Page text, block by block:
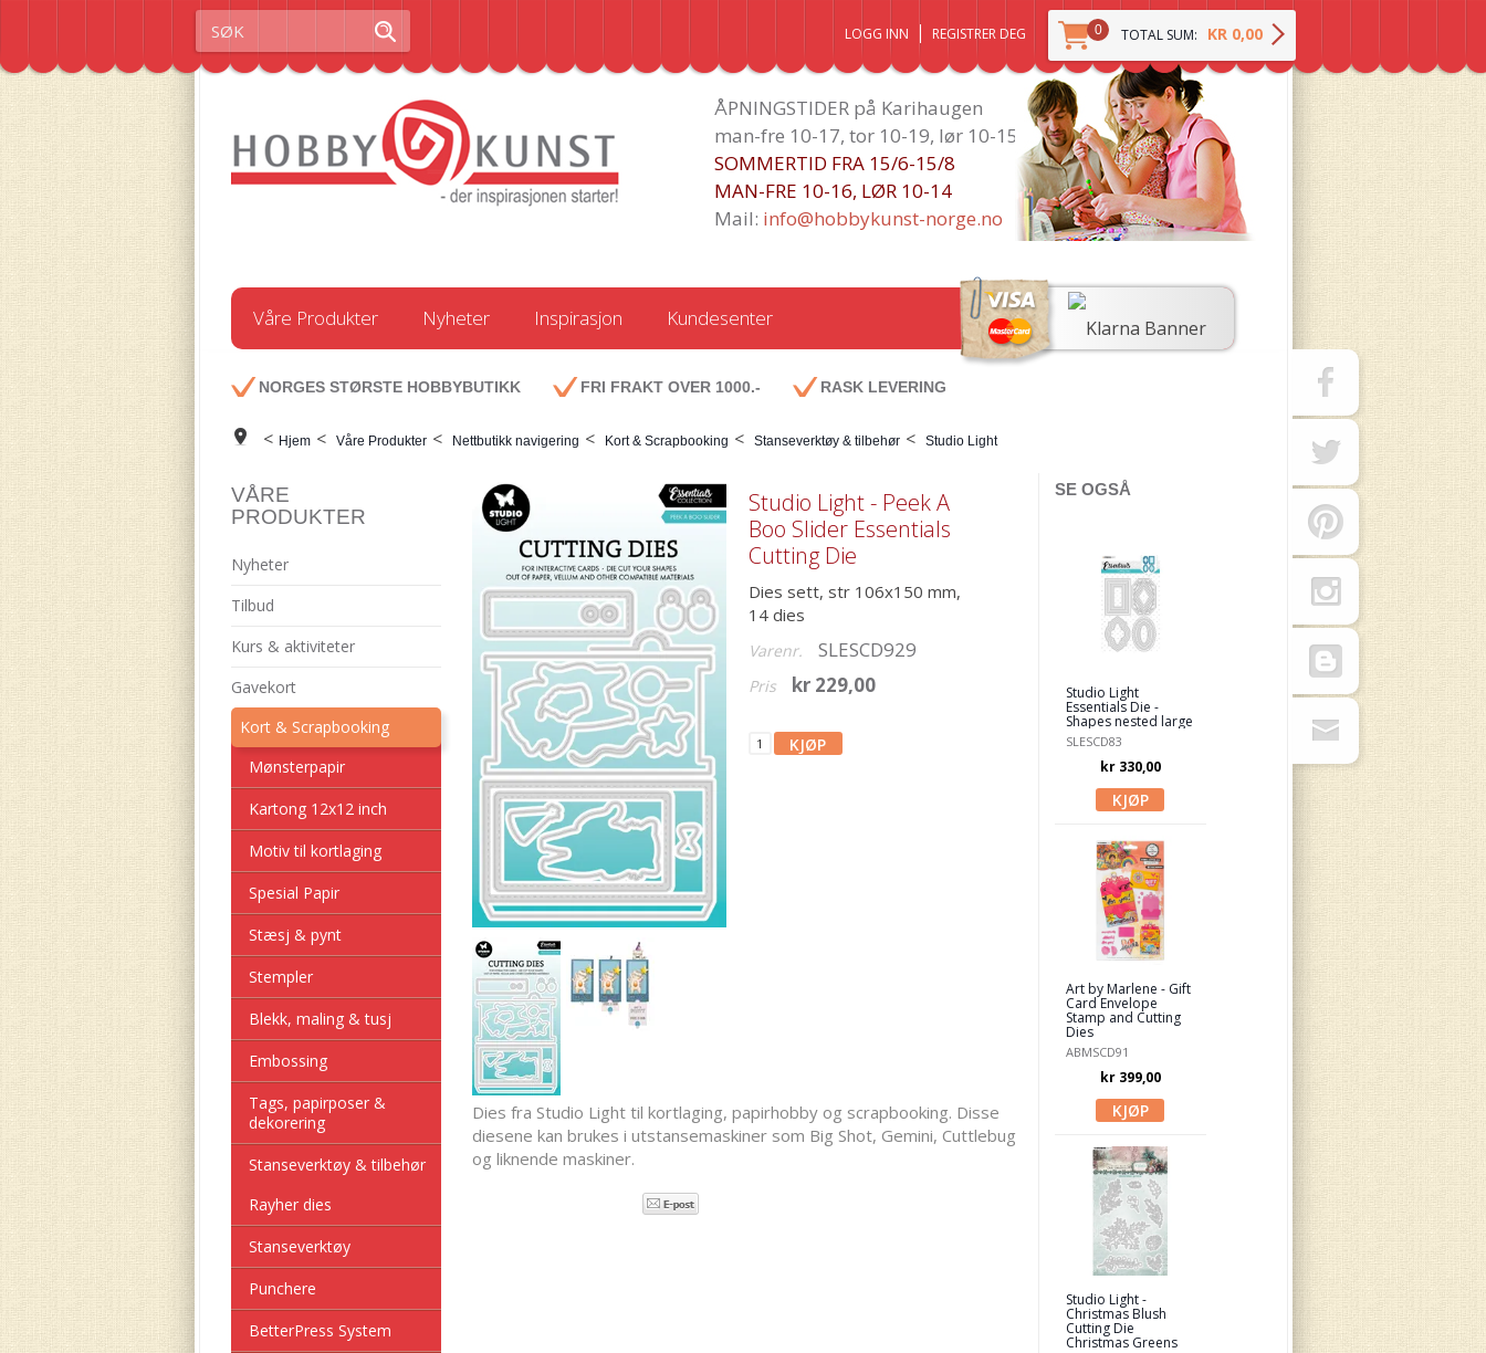
0 TOTAL SUM: KR 0,00
LOGG INN REGISTRER DEG
ÅPNINGSTIDER på Karihaugen
man-fre 10-17, tor 10-19, lør 10-15
SOMMERTID FRA 15/6-15/8
MAN-FRE 10-16, LØR 10-14
Mail: info@hobbykunst-norge.no
Våre Produkter Nyheter Inspirasjon Kundesenter
NORGES STØRSTE HOBBYBUTIKK FRI FRAKT OVER 1000.- RASK LEVERING
< Hjem < Våre Produkter < Nettbutikk navigering < Kort & Scrapbooking < Stanseverktøy & tilbehør < Studio Light
VÅRE
PRODUKTER
Nyheter
Tilbud
Kurs & aktiviteter
Gavekort
Kort & Scrapbooking
Mønsterpapir
Kartong 12x12 inch
Motiv til kortlaging
Spesial Papir
Stæsj & pynt
Stempler
Blekk, maling & tusj
Embossing
Tags, papirposer &
dekorering
Stanseverktøy & tilbehør
Rayher dies
Stanseverktøy
Punchere
BetterPress System
Studio Light - Peek A
Boo Slider Essentials
Cutting Die
Dies sett, str 106x150 mm,
14 dies
Varenr. SLESCD929
Pris kr 229,00
Dies fra Studio Light til kortlaging, papirhobby og scrapbooking. Disse
diesene kan brukes i utstansemaskiner som Big Shot, Gemini, Cuttlebug
og liknende maskiner.
SE OGSÅ
Studio Light
Essentials Die -
Shapes nested large
SLESCD83
kr 330,00
Art by Marlene - Gift
Card Envelope
Stamp and Cutting
Dies
ABMSCD91
kr 399,00
Studio Light -
Christmas Blush
Cutting Die
Christmas Greens